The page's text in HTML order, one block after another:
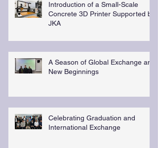
Introduction of a Small-Scale
Concrete 3D Printer Supported by
JKA
A Season of Global Exchange and
New Beginnings
Celebrating Graduation and
International Exchange